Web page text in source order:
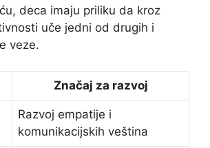
deca imaju priliku da kroz
uče jedni od drugih i
veze.
Značaj za razvoj
Razvoj empatije i
komunikacijskih veština